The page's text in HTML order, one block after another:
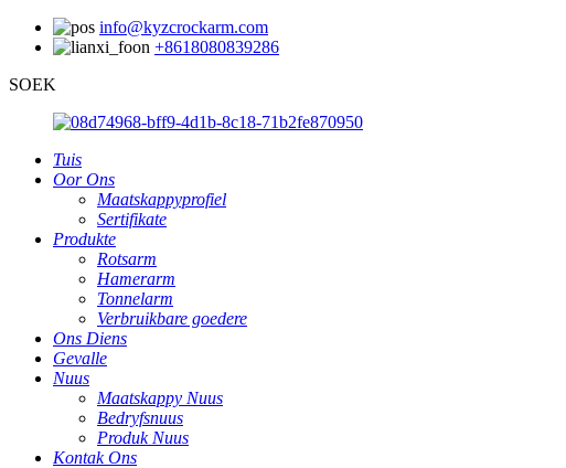
info@kyzcrockarm.com
+8618080839286
SOEK
Tuis
Oor Ons
Maatskappyprofiel
Sertifikate
Produkte
Rotsarm
Hamerarm
Tonnelarm
Verbruikbare goedere
Ons Diens
Gevalle
Nuus
Maatskappy Nuus
Bedryfsnuus
Produk Nuus
Kontak Ons